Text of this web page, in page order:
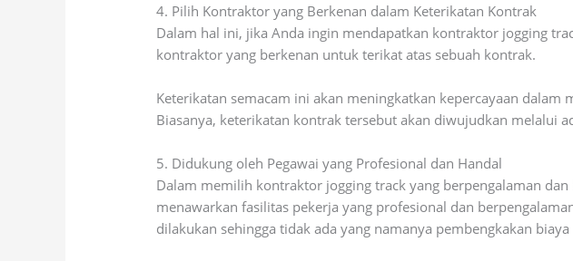
4. Pilih Kontraktor yang Berkenan dalam Keterikatan Kontrak
Dalam hal ini, jika Anda ingin mendapatkan kontraktor jogging
kontraktor yang berkenan untuk terikat atas sebuah kontrak.
Keterikatan semacam ini akan meningkatkan kepercayaan
Biasanya, keterikatan kontrak tersebut akan diwujudkan melalui
5. Didukung oleh Pegawai yang Profesional dan Handal
Dalam memilih kontraktor jogging track yang berpengalaman
menawarkan fasilitas pekerja yang profesional dan
dilakukan sehingga tidak ada yang namanya pembengkakan